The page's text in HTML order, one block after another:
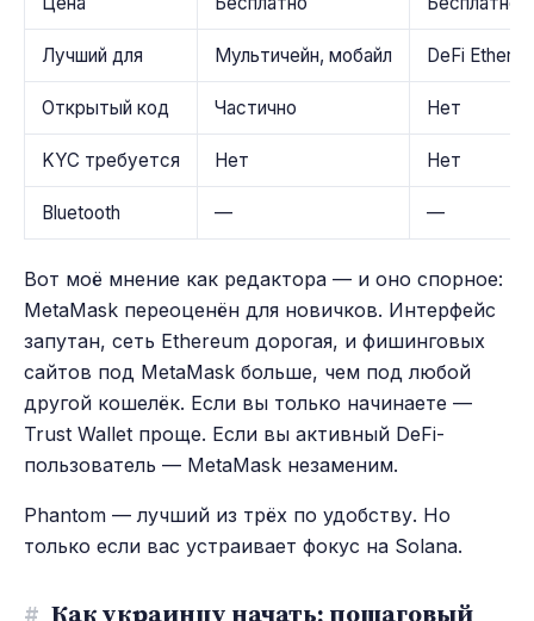
Лучший для Мультичейн, мобайл DeFi
Открытый код Частично Нет
KYC требуется Нет Нет
Bluetooth — —
Вот моё мнение как редактора — и оно спорное:
MetaMask переоценён для новичков. Интерфейс
запутан, сеть Ethereum дорогая, и фишинговых
сайтов под MetaMask больше, чем под любой
другой кошелёк. Если вы только начинаете —
Trust Wallet проще. Если вы активный DeFi-
пользователь — MetaMask незаменим.
Phantom — лучший из трёх по удобству. Но
только если вас устраивает фокус на Solana.
# Как украинцу начать: пошаговый